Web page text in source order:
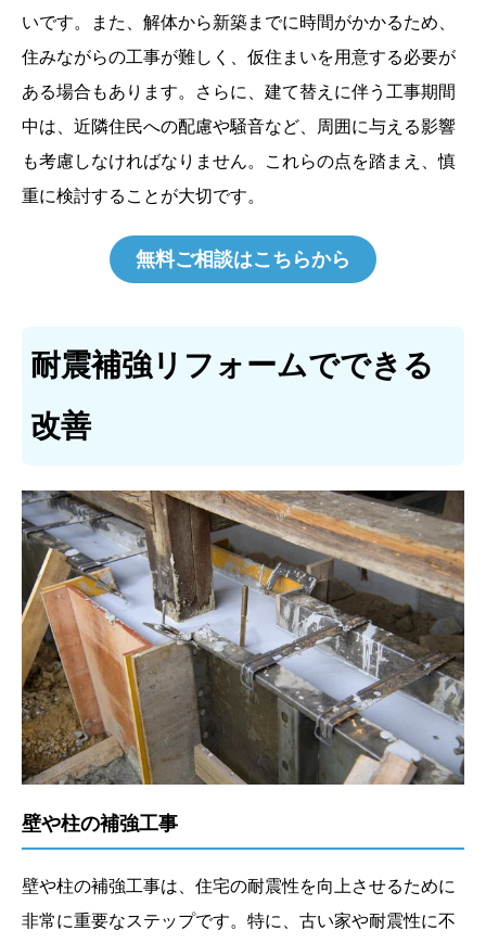
いです。また、解体から新築までに時間がかかるため、
住みながらの工事が難しく、仮住まいを用意する必要が
ある場合もあります。さらに、建て替えに伴う工事期間
中は、近隣住民への配慮や騒音など、周囲に与える影響
も考慮しなければなりません。これらの点を踏まえ、慎
重に検討することが大切です。
無料ご相談はこちらから
耐震補強リフォームでできる
改善
壁や柱の補強工事
壁や柱の補強工事は、住宅の耐震性を向上させるために
非常に重要なステップです。特に、古い家や耐震性に不